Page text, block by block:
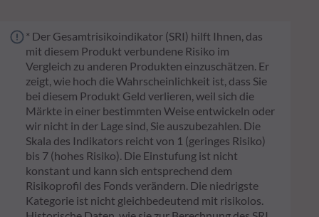
* Der Gesamtrisikoindikator (SRI) hilft Ihnen, das
mit diesem Produkt verbundene Risiko im
Vergleich zu anderen Produkten einzuschätzen. Er
zeigt, wie hoch die Wahrscheinlichkeit ist, dass Sie
bei diesem Produkt Geld verlieren, weil sich die
Märkte in einer bestimmten Weise entwickeln oder
wir nicht in der Lage sind, Sie auszubezahlen. Die
Skala des Indikators reicht von 1 (geringes Risiko)
bis 7 (hohes Risiko). Die Einstufung ist nicht
konstant und kann sich entsprechend dem
Risikoprofil des Fonds verändern. Die niedrigste
Kategorie ist nicht gleichbedeutend mit risikolos.